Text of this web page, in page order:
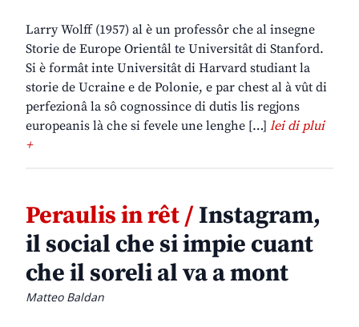
Larry Wolff (1957) al è un professôr che al insegne
Storie de Europe Orientâl te Universitât di Stanford.
Si è formât inte Universitât di Harvard studiant la
storie de Ucraine e de Polonie, e par chest al à vût di
perfezionâ la sô cognossince di dutis lis regjons
europeanis là che si fevele une lenghe […] lei di plui
+
Peraulis in rêt /Instagram,
il social che si impie cuant
che il soreli al va a mont
Matteo Baldan